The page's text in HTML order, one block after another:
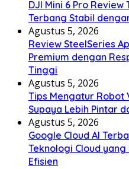
DJI Mini 6 Pro
Terbang Stabil
Agustus 5, 2026
Review SteelSeries
Premium dengan
Tinggi
Agustus 5, 2026
Tips Mengatur Robot
Supaya Lebih Pintar
Agustus 5, 2026
Google Cloud AI
Teknologi Cloud yang
Efisien